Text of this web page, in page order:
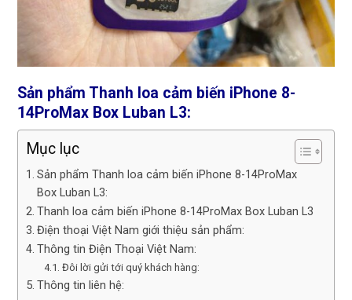
Sản phẩm Thanh loa cảm biến iPhone 8-
14ProMax Box Luban L3:
Mục lục
Sản phẩm Thanh loa cảm biến iPhone 8-14ProMax
Box Luban L3:
Thanh loa cảm biến iPhone 8-14ProMax Box Luban L3
Điện thoại Việt Nam giới thiệu sản phẩm:
Thông tin Điện Thoại Việt Nam:
Đôi lời gửi tới quý khách hàng:
Thông tin liên hệ: